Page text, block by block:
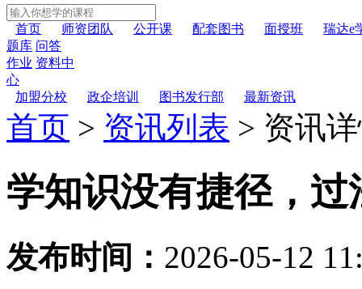
首页 师资团队 公开课 配套图书 面授班
瑞达e
题库 问答
作业 资料中
心
加盟分校
政企培训 图书发行部 最新资讯
首页 > 资讯列表 > 资讯
学知识没有捷径，
发布时间： 2026-05-12